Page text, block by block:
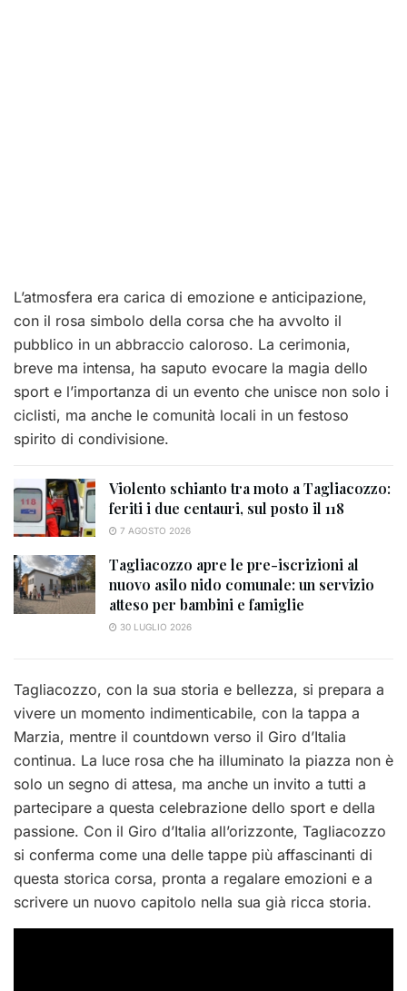
L’atmosfera era carica di emozione e anticipazione,
con il rosa simbolo della corsa che ha avvolto il
pubblico in un abbraccio caloroso. La cerimonia,
breve ma intensa, ha saputo evocare la magia dello
sport e l’importanza di un evento che unisce non solo i
ciclisti, ma anche le comunità locali in un festoso
spirito di condivisione.
Violento schianto tra moto a Tagliacozzo:
feriti i due centauri, sul posto il 118
7 AGOSTO 2026
Tagliacozzo apre le pre-iscrizioni al
nuovo asilo nido comunale: un servizio
atteso per bambini e famiglie
30 LUGLIO 2026
Tagliacozzo, con la sua storia e bellezza, si prepara a
vivere un momento indimenticabile, con la tappa a
Marzia, mentre il countdown verso il Giro d’Italia
continua. La luce rosa che ha illuminato la piazza non è
solo un segno di attesa, ma anche un invito a tutti a
partecipare a questa celebrazione dello sport e della
passione. Con il Giro d’Italia all’orizzonte, Tagliacozzo
si conferma come una delle tappe più affascinanti di
questa storica corsa, pronta a regalare emozioni e a
scrivere un nuovo capitolo nella sua già ricca storia.